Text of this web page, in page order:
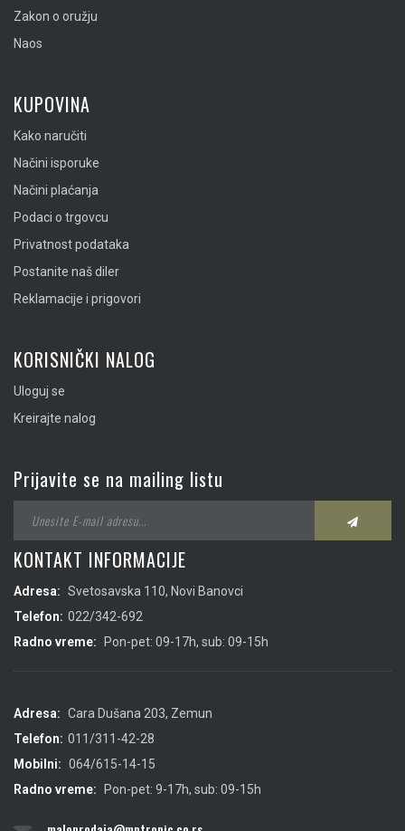
Zakon o oružju
Naos
KUPOVINA
Kako naručiti
Načini isporuke
Načini plaćanja
Podaci o trgovcu
Privatnost podataka
Postanite naš diler
Reklamacije i prigovori
KORISNIČKI NALOG
Uloguj se
Kreirajte nalog
Prijavite se na mailing listu
KONTAKT INFORMACIJE
Adresa: Svetosavska 110, Novi Banovci
Telefon: 022/342-692
Radno vreme:
Pon-pet: 09-17h, sub: 09-15h
Adresa: Cara Dušana 203, Zemun
Telefon: 011/311-42-28
Mobilni: 064/615-14-15
Radno vreme:
Pon-pet: 9-17h, sub: 09-15h